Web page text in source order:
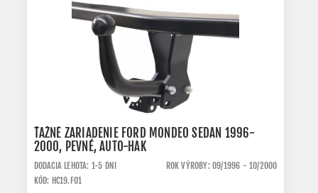
ŤAŽNÉ ZARIADENIE FORD MONDEO SEDAN 1996-
2000, PEVNÉ, AUTO-HAK
DODACIA LEHOTA: 1-5 DNI
ROK VÝROBY: 09/1996 - 10/2000
KÓD: HC19.FO1